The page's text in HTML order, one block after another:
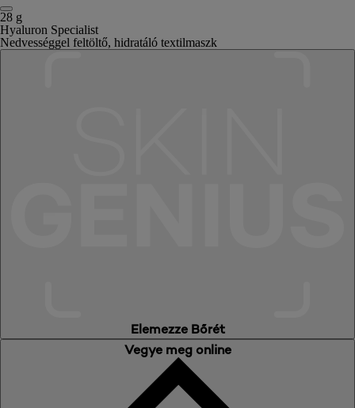
28 g
Hyaluron Specialist
Nedvességgel feltöltő, hidratáló textilmaszk
Elemezze Bőrét
Vegye meg online